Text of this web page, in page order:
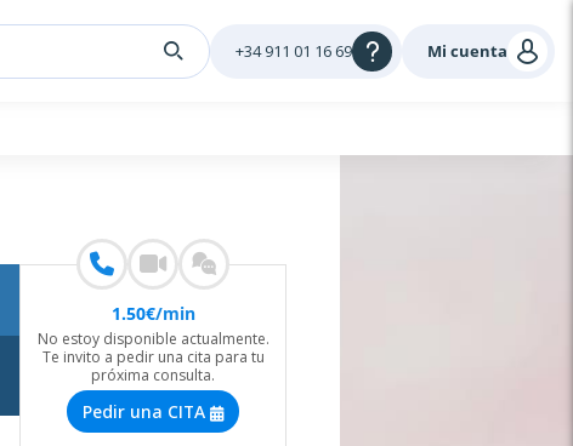
Mi cuenta
+34 911 01 16 69
1.50€/min
No estoy disponible actualmente.
Te invito a pedir una cita para tu
próxima consulta.
Pedir una CITA